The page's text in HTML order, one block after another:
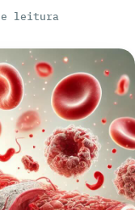
leitura